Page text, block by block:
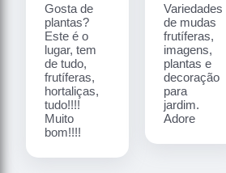
Gosta de
plantas?
Este é o
lugar, tem
de tudo,
frutíferas,
hortaliças,
tudo!!!!
Muito
bom!!!!
Variedades
de mudas
frutíferas,
imagens,
plantas e
decoração
para
jardim.
Adore